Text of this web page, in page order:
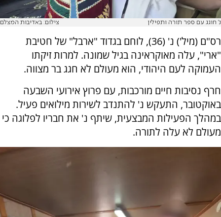
נ' חוגג עם ספר תורה ותפילין צילום: באדיבות המצלם
​רס"ם (מיל') נ' (36), לוחם בגדוד "ארבל" של חטיבת
"אֹרי", עלה מאוקראינה בגיל שמונה. למרות זיקתו
העמוקה לעם היהודי, הוא מעולם לא חגג בר מצווה.
חרף נסיבות חיים מורכבות, עם פרוץ אירועי השבעה
באוקטובר, התעקש נ' להתנדב לשירות מילואים פעיל. ​
במהלך הפעילות המבצעית, שיתף נ' את חבריו לפלוגה כי
מעולם לא עלה לתורה.